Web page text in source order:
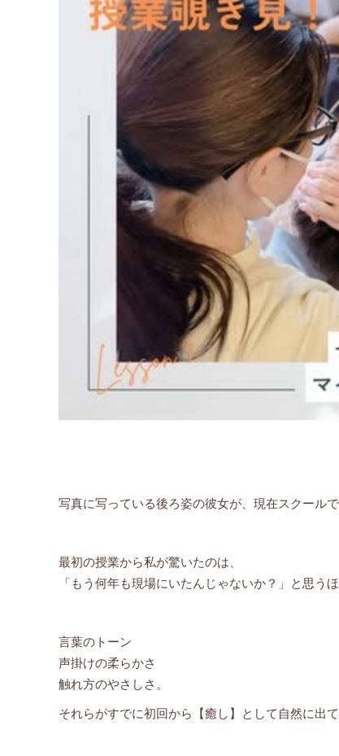
写真に写っている後ろ姿の彼女が、現在スクール
最初の授業から私が驚いたのは、
「もう何年も現場にいたんじゃないか？」と思うほ
言葉のトーン
声掛けの柔らかさ
触れ方のやさしさ。
それらがすでに初回から【癒し】として自然に出